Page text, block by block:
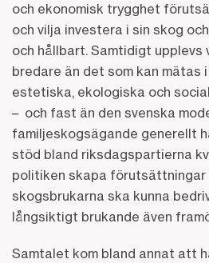
och ekonomisk trygghet
och vilja investera i sin skog
och hållbart. Samtidigt upplevs
bredare än det som kan mätas
estetiska, ekologiska och
– och fast än den svenska
familjeskogsägande generellt
stöd bland riksdagspartierna
politiken skapa
skogsbrukarna ska kunna
långsiktigt brukande även
Samtalet kom bland annat att